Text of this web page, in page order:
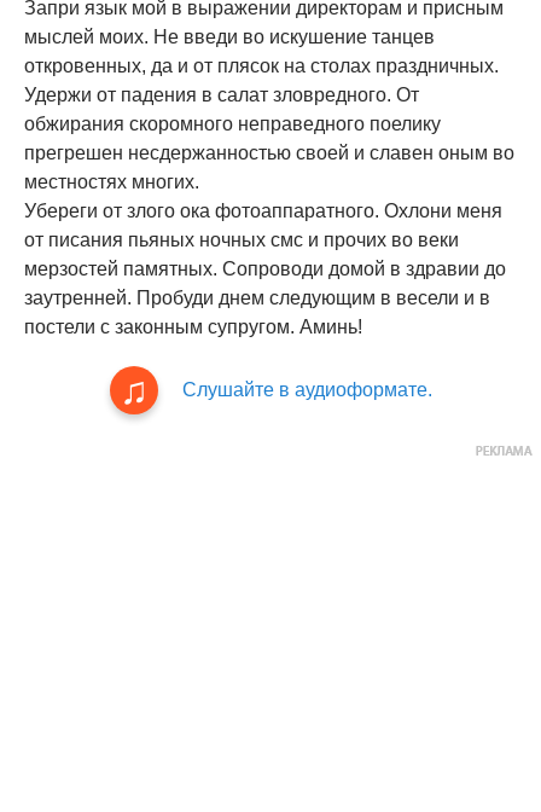
Запри язык мой в выражении директорам и присным
мыслей моих. Не введи во искушение танцев
откровенных, да и от плясок на столах праздничных.
Удержи от падения в салат зловредного. От
обжирания скоромного неправедного поелику
прегрешен несдержанностью своей и славен оным во
местностях многих.
Убереги от злого ока фотоаппаратного. Охлони меня
от писания пьяных ночных смс и прочих во веки
мерзостей памятных. Сопроводи домой в здравии до
заутренней. Пробуди днем следующим в весели и в
постели с законным супругом. Аминь!
Слушайте в аудиоформате.